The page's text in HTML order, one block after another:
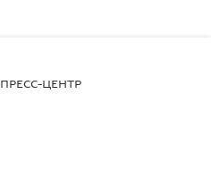
ПРЕСС-ЦЕНТР